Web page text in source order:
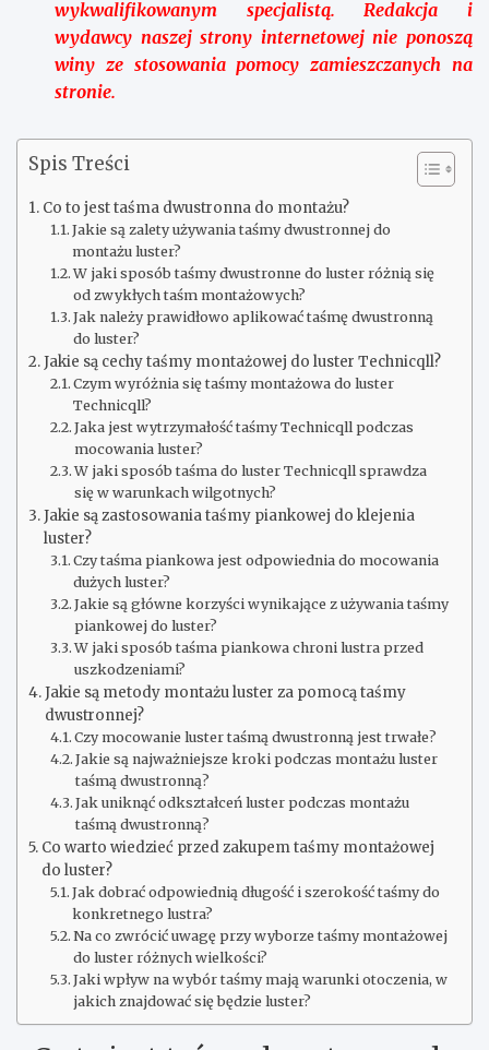
wykwalifikowanym specjalistą. Redakcja i
wydawcy naszej strony internetowej nie ponoszą
winy ze stosowania pomocy zamieszczanych na
stronie.
Spis Treści
Co to jest taśma dwustronna do montażu?
Jakie są zalety używania taśmy dwustronnej do
montażu luster?
W jaki sposób taśmy dwustronne do luster różnią się
od zwykłych taśm montażowych?
Jak należy prawidłowo aplikować taśmę dwustronną
do luster?
Jakie są cechy taśmy montażowej do luster Technicqll?
Czym wyróżnia się taśmy montażowa do luster
Technicqll?
Jaka jest wytrzymałość taśmy Technicqll podczas
mocowania luster?
W jaki sposób taśma do luster Technicqll sprawdza
się w warunkach wilgotnych?
Jakie są zastosowania taśmy piankowej do klejenia
luster?
Czy taśma piankowa jest odpowiednia do mocowania
dużych luster?
Jakie są główne korzyści wynikające z używania taśmy
piankowej do luster?
W jaki sposób taśma piankowa chroni lustra przed
uszkodzeniami?
Jakie są metody montażu luster za pomocą taśmy
dwustronnej?
Czy mocowanie luster taśmą dwustronną jest trwałe?
Jakie są najważniejsze kroki podczas montażu luster
taśmą dwustronną?
Jak uniknąć odkształceń luster podczas montażu
taśmą dwustronną?
Co warto wiedzieć przed zakupem taśmy montażowej
do luster?
Jak dobrać odpowiednią długość i szerokość taśmy do
konkretnego lustra?
Na co zwrócić uwagę przy wyborze taśmy montażowej
do luster różnych wielkości?
Jaki wpływ na wybór taśmy mają warunki otoczenia, w
jakich znajdować się będzie luster?